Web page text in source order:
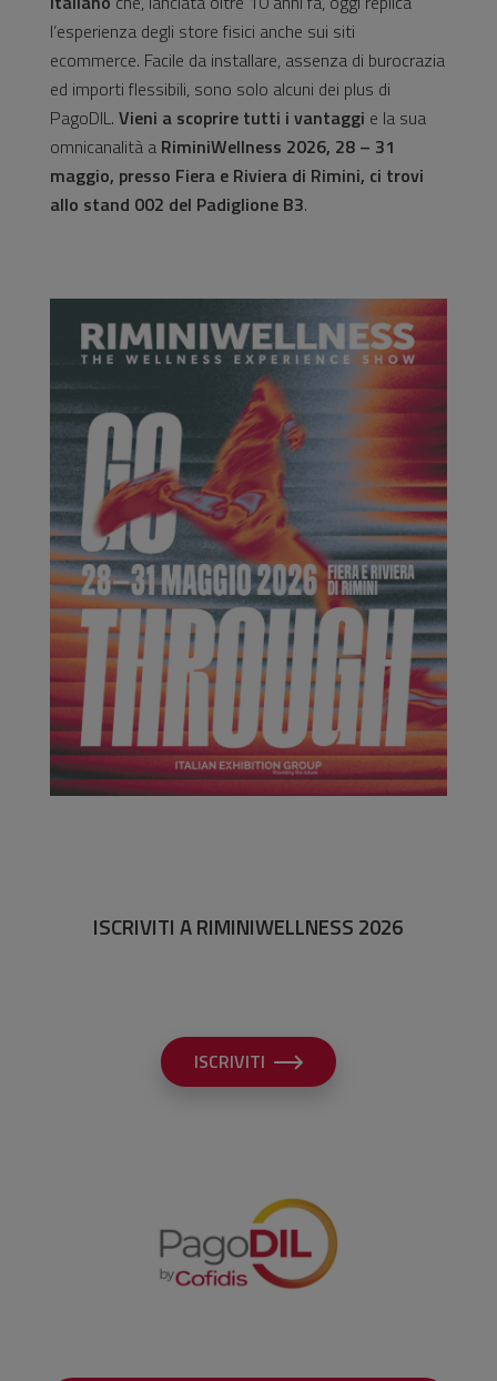
l’esperienza degli store fisici anche sui siti
ecommerce. Facile da installare, assenza di burocrazia
ed importi flessibili, sono solo alcuni dei plus di
PagoDIL. Vieni a scoprire tutti i vantaggi e la sua
omnicanalità a RiminiWellness 2026, 28 – 31
maggio, presso Fiera e Riviera di Rimini, ci trovi
allo stand 002 del Padiglione B3.
ISCRIVITI A RIMINIWELLNESS 2026
ISCRIVITI